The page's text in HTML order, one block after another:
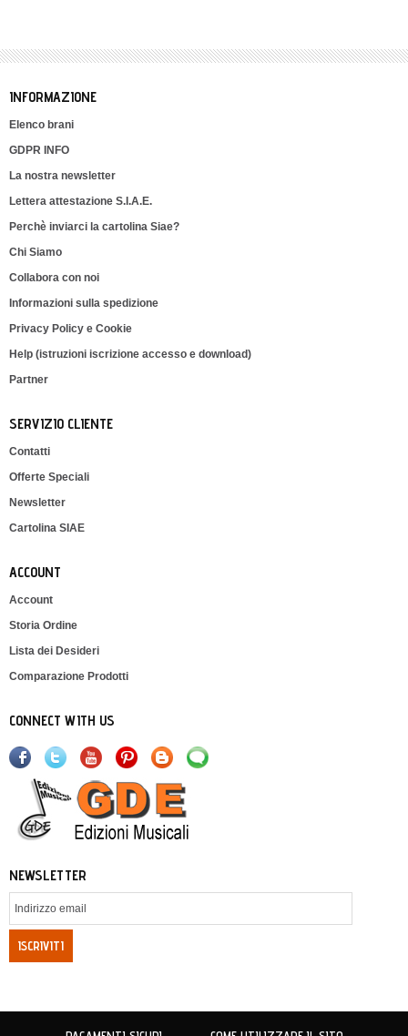
INFORMAZIONE
Elenco brani
GDPR INFO
La nostra newsletter
Lettera attestazione S.I.A.E.
Perchè inviarci la cartolina Siae?
Chi Siamo
Collabora con noi
Informazioni sulla spedizione
Privacy Policy e Cookie
Help (istruzioni iscrizione accesso e download)
Partner
SERVIZIO CLIENTE
Contatti
Offerte Speciali
Newsletter
Cartolina SIAE
ACCOUNT
Account
Storia Ordine
Lista dei Desideri
Comparazione Prodotti
CONNECT WITH US
NEWSLETTER
ISCRIVITI